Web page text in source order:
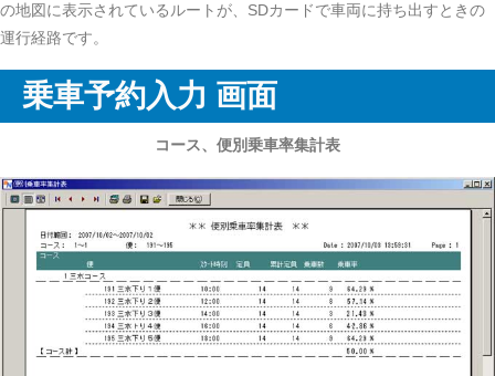
の地図に表示されているルートが、SDカードで車両に持ち出すときの
運行経路です。
乗車予約入力 画面
コース、便別乗車率集計表